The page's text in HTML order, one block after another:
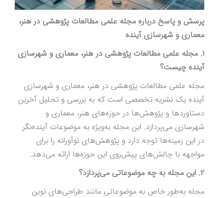
پرسش و پاسخ درباره مجله علمی مطالعات پژوهشی در هنر،
معماری و شهرسازی آینده
1. مجله علمی مطالعات پژوهشی در هنر، معماری و شهرسازی
آینده چیست؟
مجله علمی مطالعات پژوهشی در هنر، معماری و شهرسازی
آینده یک نشریه تخصصی است که به بررسی و تحلیل آخرین
دستاوردها و پژوهش‌ها در حوزه‌های هنر، معماری و
شهرسازی می‌پردازد. این مجله به‌ویژه به موضوعات آینده‌نگر
در این زمینه‌ها توجه دارد و پژوهش‌های نوآورانه را برای
مواجهه با چالش‌های پیش‌روی این حوزه‌ها ارائه می‌دهد.
2. این مجله به چه موضوعاتی می‌پردازد؟
مجله به‌طور خاص به موضوعاتی مانند طراحی‌های نوین